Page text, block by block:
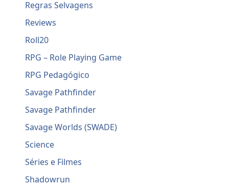
Regras Selvagens
Reviews
Roll20
RPG – Role Playing Game
RPG Pedagógico
Savage Pathfinder
Savage Pathfinder
Savage Worlds (SWADE)
Science
Séries e Filmes
Shadowrun